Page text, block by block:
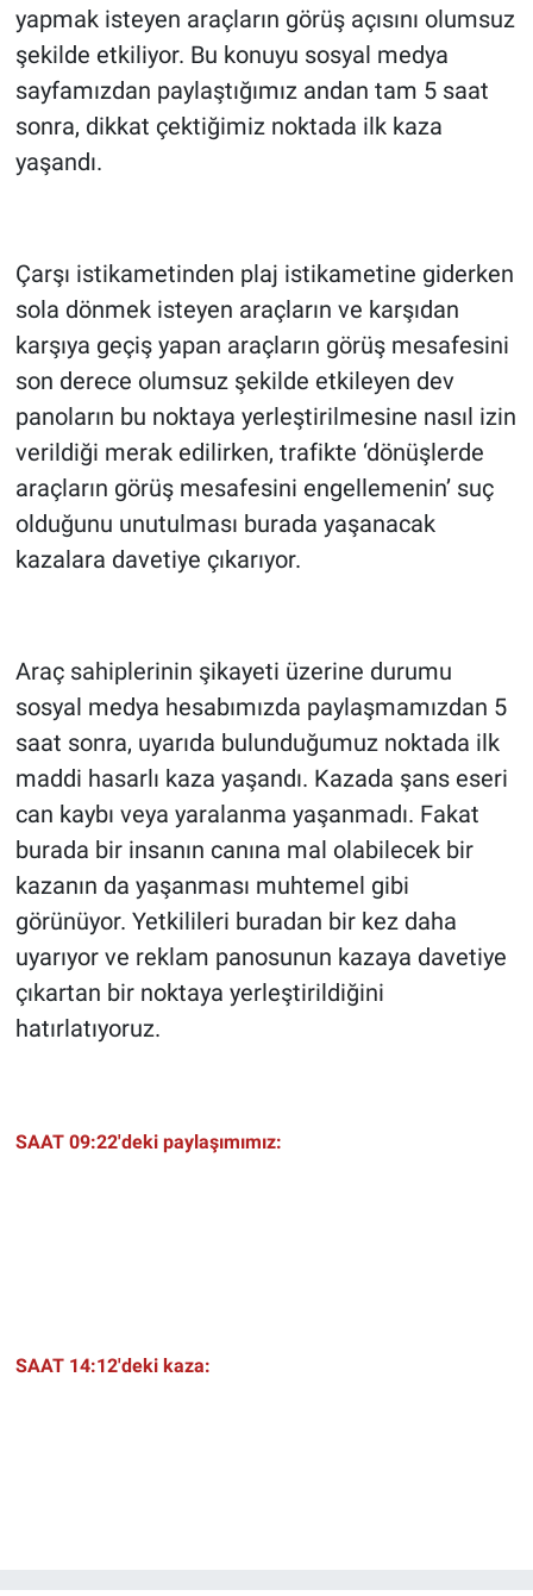
yapmak isteyen araçların görüş açısını olumsuz
şekilde etkiliyor. Bu konuyu sosyal medya
sayfamızdan paylaştığımız andan tam 5 saat
sonra, dikkat çektiğimiz noktada ilk kaza
yaşandı.
Çarşı istikametinden plaj istikametine giderken
sola dönmek isteyen araçların ve karşıdan
karşıya geçiş yapan araçların görüş mesafesini
son derece olumsuz şekilde etkileyen dev
panoların bu noktaya yerleştirilmesine nasıl izin
verildiği merak edilirken, trafikte ‘dönüşlerde
araçların görüş mesafesini engellemenin’ suç
olduğunu unutulması burada yaşanacak
kazalara davetiye çıkarıyor.
Araç sahiplerinin şikayeti üzerine durumu
sosyal medya hesabımızda paylaşmamızdan 5
saat sonra, uyarıda bulunduğumuz noktada ilk
maddi hasarlı kaza yaşandı. Kazada şans eseri
can kaybı veya yaralanma yaşanmadı. Fakat
burada bir insanın canına mal olabilecek bir
kazanın da yaşanması muhtemel gibi
görünüyor. Yetkilileri buradan bir kez daha
uyarıyor ve reklam panosunun kazaya davetiye
çıkartan bir noktaya yerleştirildiğini
hatırlatıyoruz.
SAAT 09:22'deki paylaşımımız:
SAAT 14:12'deki kaza: